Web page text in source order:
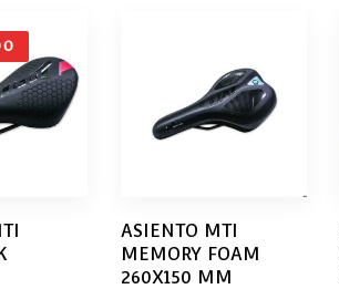
ASIENTO MTI
MEMORY FOAM
260X150 MM